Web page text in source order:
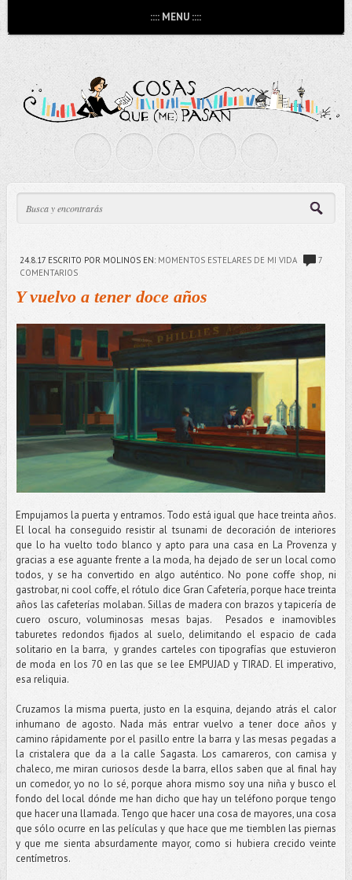
:::: MENU ::::
24.8.17ESCRITO POR MOLINOS EN: MOMENTOS ESTELARES DE MI VIDA
7
COMENTARIOS
Y vuelvo a tener doce años
Empujamos la puerta y entramos. Todo está igual que hace treinta años.
El local ha conseguido resistir al tsunami de decoración de interiores
que lo ha vuelto todo blanco y apto para una casa en La Provenza y
gracias a ese aguante frente a la moda, ha dejado de ser un local como
todos, y se ha convertido en algo auténtico. No pone coffe shop, ni
gastrobar, ni cool coffe, el rótulo dice Gran Cafetería, porque hace treinta
años las cafeterías molaban. Sillas de madera con brazos y tapicería de
cuero oscuro, voluminosas mesas bajas. Pesados e inamovibles
taburetes redondos fijados al suelo, delimitando el espacio de cada
solitario en la barra, y grandes carteles con tipografías que estuvieron
de moda en los 70 en las que se lee EMPUJAD y TIRAD. El imperativo,
esa reliquia.
Cruzamos la misma puerta, justo en la esquina, dejando atrás el calor
inhumano de agosto. Nada más entrar vuelvo a tener doce años y
camino rápidamente por el pasillo entre la barra y las mesas pegadas a
la cristalera que da a la calle Sagasta. Los camareros, con camisa y
chaleco, me miran curiosos desde la barra, ellos saben que al final hay
un comedor, yo no lo sé, porque ahora mismo soy una niña y busco el
fondo del local dónde me han dicho que hay un teléfono porque tengo
que hacer una llamada. Tengo que hacer una cosa de mayores, una cosa
que sólo ocurre en las películas y que hace que me tiemblen las piernas
y que me sienta absurdamente mayor, como si hubiera crecido veinte
centímetros.